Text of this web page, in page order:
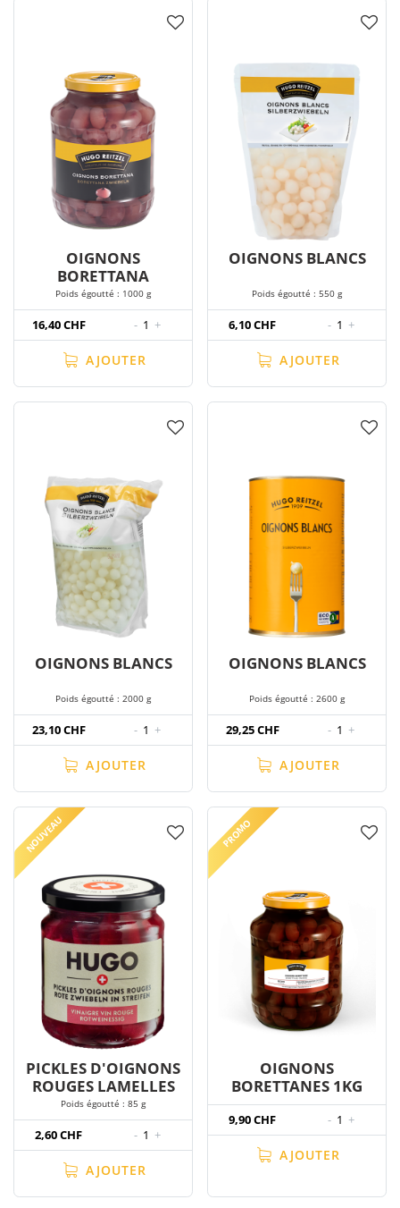
OIGNONS
BORETTANA
Poids égoutté : 1000 g
16,40 CHF - 1 +
AJOUTER
OIGNONS BLANCS
Poids égoutté : 550 g
6,10 CHF - 1 +
AJOUTER
OIGNONS BLANCS
Poids égoutté : 2000 g
23,10 CHF - 1 +
AJOUTER
OIGNONS BLANCS
Poids égoutté : 2600 g
29,25 CHF - 1 +
AJOUTER
NOUVEAU
PICKLES D'OIGNONS
ROUGES LAMELLES
Poids égoutté : 85 g
2,60 CHF - 1 +
AJOUTER
PROMO
OIGNONS
BORETTANES 1KG
9,90 CHF - 1 +
AJOUTER